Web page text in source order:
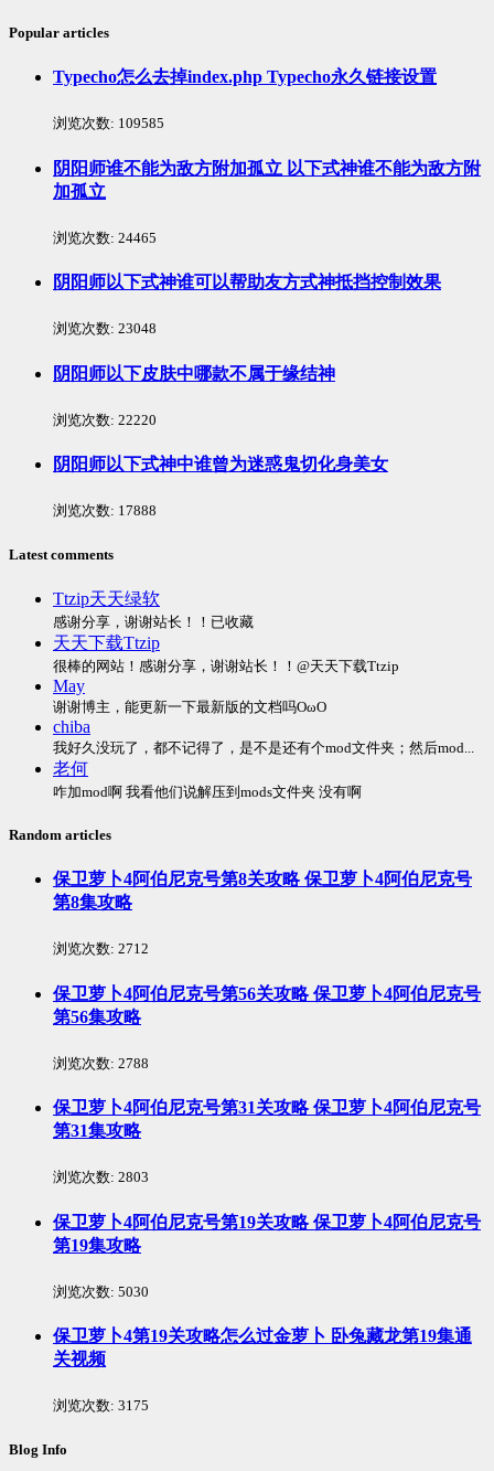
Popular articles
Typecho怎么去掉index.php Typecho永久链接设置
浏览次数: 109585
阴阳师谁不能为敌方附加孤立 以下式神谁不能为敌方附
加孤立
浏览次数: 24465
阴阳师以下式神谁可以帮助友方式神抵挡控制效果
浏览次数: 23048
阴阳师以下皮肤中哪款不属于缘结神
浏览次数: 22220
阴阳师以下式神中谁曾为迷惑鬼切化身美女
浏览次数: 17888
Latest comments
Ttzip天天绿软
感谢分享，谢谢站长！！已收藏
天天下载Ttzip
很棒的网站！感谢分享，谢谢站长！！@天天下载Ttzip
May
谢谢博主，能更新一下最新版的文档吗OωO
chiba
我好久没玩了，都不记得了，是不是还有个mod文件夹；然后mod...
老何
咋加mod啊 我看他们说解压到mods文件夹 没有啊
Random articles
保卫萝卜4阿伯尼克号第8关攻略 保卫萝卜4阿伯尼克号
第8集攻略
浏览次数: 2712
保卫萝卜4阿伯尼克号第56关攻略 保卫萝卜4阿伯尼克号
第56集攻略
浏览次数: 2788
保卫萝卜4阿伯尼克号第31关攻略 保卫萝卜4阿伯尼克号
第31集攻略
浏览次数: 2803
保卫萝卜4阿伯尼克号第19关攻略 保卫萝卜4阿伯尼克号
第19集攻略
浏览次数: 5030
保卫萝卜4第19关攻略怎么过金萝卜 卧兔藏龙第19集通
关视频
浏览次数: 3175
Blog Info